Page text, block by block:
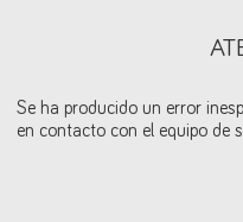
Se ha producido un error
en contacto con el equipo de